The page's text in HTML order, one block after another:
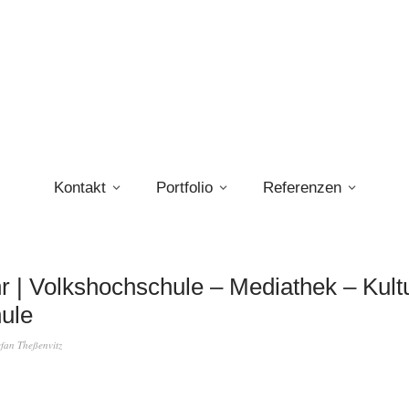
Kontakt Portfolio Referenzen
| Volkshochschule – Mediathek –
Theßenvitz